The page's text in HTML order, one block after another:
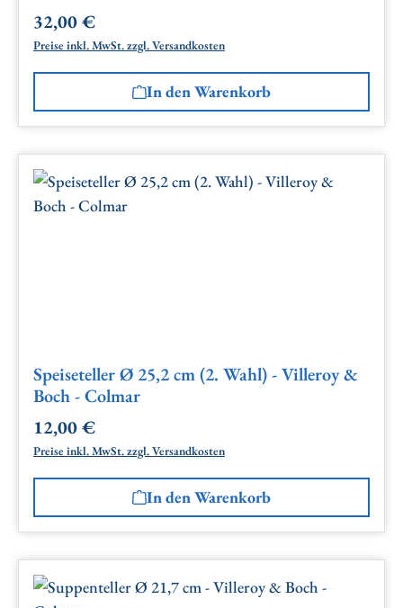
Regulärer Preis:
32,00 €
Preise inkl. MwSt. zzgl. Versandkosten
In den Warenkorb
Speiseteller Ø 25,2 cm (2. Wahl) - Villeroy &
Boch - Colmar
Regulärer Preis:
12,00 €
Preise inkl. MwSt. zzgl. Versandkosten
In den Warenkorb